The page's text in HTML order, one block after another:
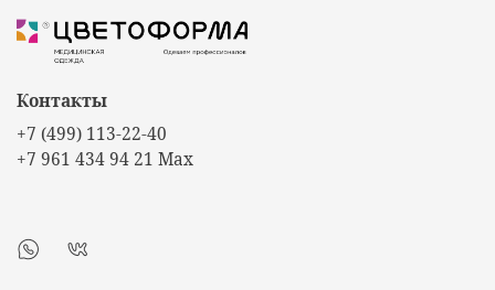
Контакты
+7 (499) 113-22-40
+7 961 434 94 21 Max